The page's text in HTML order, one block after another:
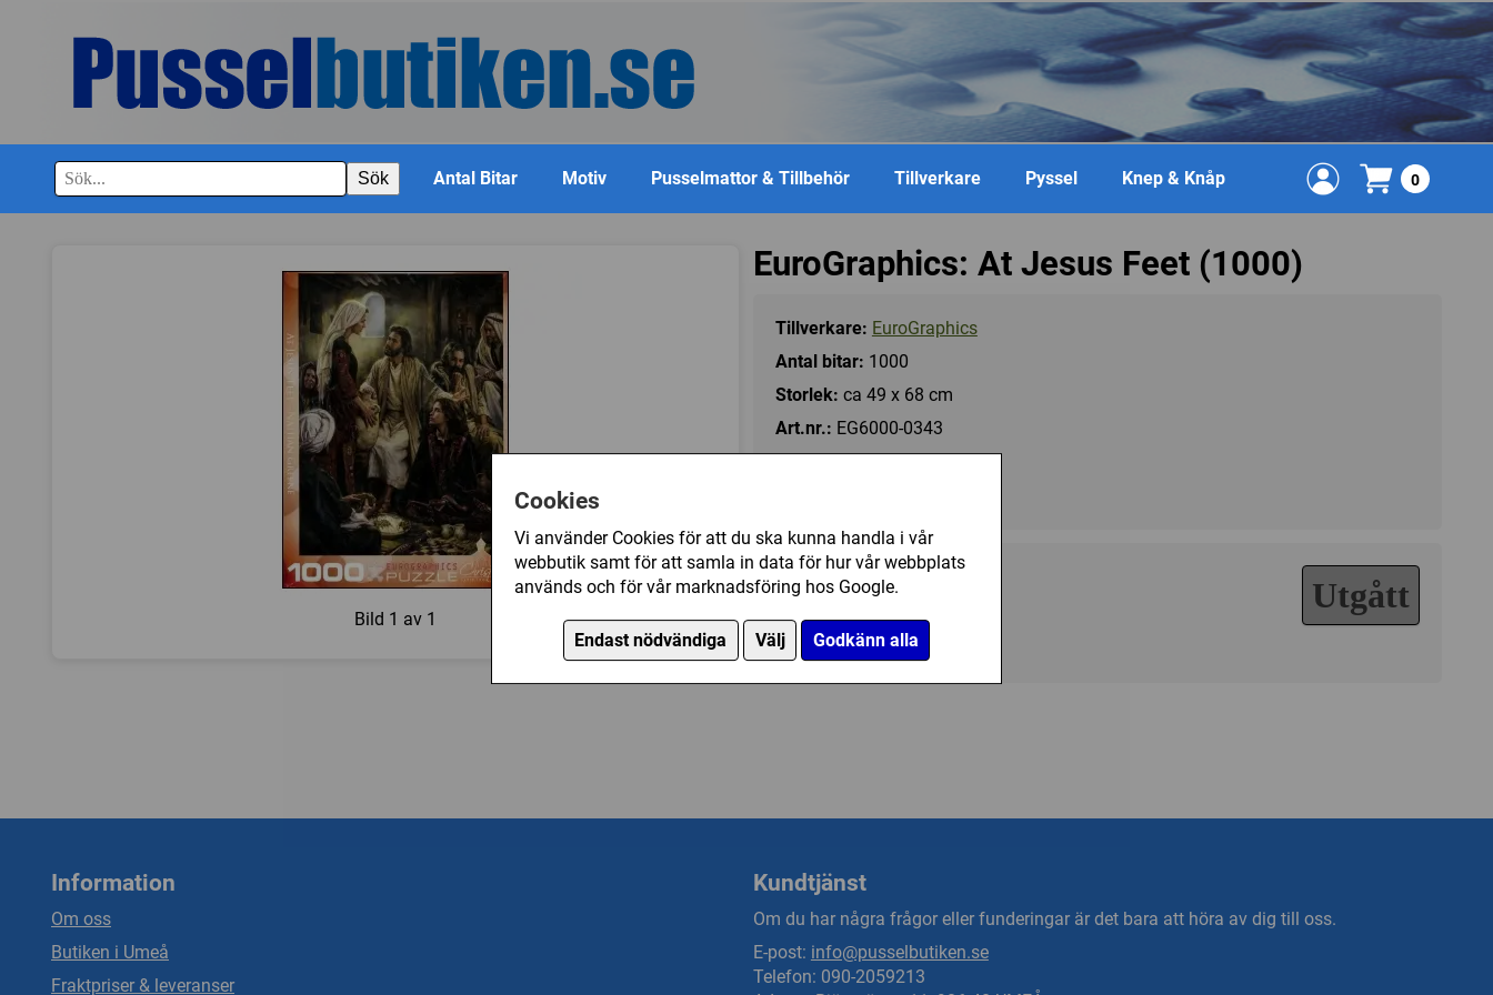
Cookies
Vi använder Cookies för att du ska kunna handla i vår
webbutik samt för att samla in data för hur vår webbplats
används och för vår marknadsföring hos Google.
Endast nödvändiga Välj Godkänn alla
Sök Antal Bitar Motiv Pusselmattor & Tillbehör Tillverkare Pyssel Knep & Knåp 0
Bild 1 av 1
EuroGraphics: At Jesus Feet (1000)
Tillverkare: EuroGraphics
Antal bitar: 1000
Storlek: ca 49 x 68 cm
Art.nr.: EG6000-0343
Kategori(er):
169 kr Utgått
Ej tillgänglig
Information
Om oss
Butiken i Umeå
Fraktpriser & leveranser
Kundtjänst
Om du har några frågor eller funderingar är det bara att höra av dig till oss.
E-post: info@pusselbutiken.se
Telefon: 090-2059213